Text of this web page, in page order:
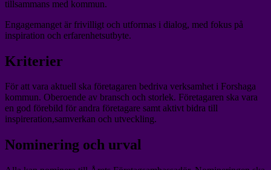
tillsammans med kommun.
Engagemanget är frivilligt och utformas i dialog, med fokus på
inspiration och erfarenhetsutbyte.
Kriterier
För att vara aktuell ska företagaren bedriva verksamhet i Forshaga
kommun. Oberoende av bransch och storlek. Företagaren ska vara
en god förebild för andra företagare samt aktivt bidra till
inspireration,samverkan och utveckling.
Nominering och urval